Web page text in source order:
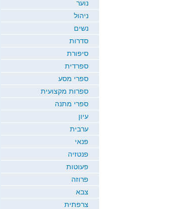
נוער
ניהול
נשים
סדרות
סיפורת
ספרדית
ספרי מסע
ספרות מקצועית
ספרי מתנה
עיון
ערבית
פנאי
פנטזיה
פעוטות
פרוזה
צבא
צרפתית